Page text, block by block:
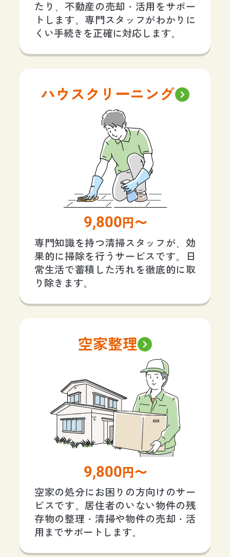
たり、不動産の売却・活用をサポー
トします。専門スタッフがわかりに
くい手続きを正確に対応します。
ハウスクリーニング
9,800 円〜
専門知識を持つ清掃スタッフが、効
果的に掃除を行うサービスです。日
常生活で蓄積した汚れを徹底的に取
り除きます。
空家整理
9,800 円〜
空家の処分にお困りの方向けのサー
ビスです。居住者のいない物件の残
存物の整理・清掃や物件の売却・活
用までサポートします。